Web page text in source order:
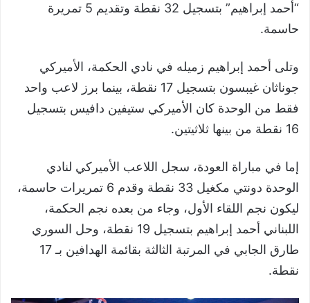
“أحمد إبراهيم” بتسجيل 32 نقطة وتقديم 5 تمريرة
حاسمة.
وتلى أحمد إبراهيم زميله في نادي الحكمة، الأميركي
جوناثان غيبسون بتسجيل 17 نقطة، بينما برز لاعب واحد
فقط من الوحدة كان الأميركي ستيفين دافيس بتسجيل
16 نقطة من بينها ثلاثيتين.
إما في مباراة العودة، سجل اللاعب الأميركي لنادي
الوحدة دونتي مكغيل 33 نقطة وقدم 6 تمريرات حاسمة،
ليكون نجم اللقاء الأول، وجاء من بعده نجم الحكمة،
اللبناني أحمد إبراهيم بتسجيل 19 نقطة، وحل السوري
طارق الجابي في المرتبة الثالثة بقائمة الهدافين بـ 17
نقطة.